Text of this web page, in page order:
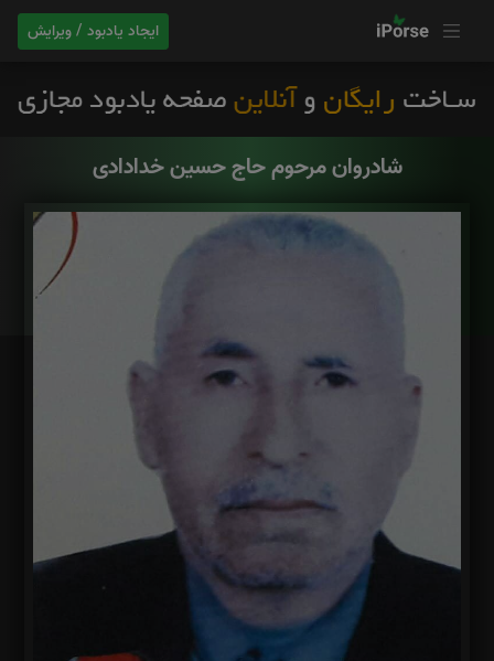
ایجاد یادبود / ویرایش
شادروان مرحوم حاج حسین خدادادی